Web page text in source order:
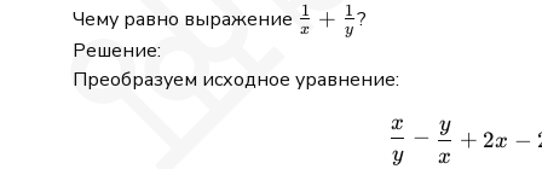
Чему равно выражение \frac{1}
{x} +
\frac{1}
x
1 + y
1 ?
Решение:
Преобразуем исходное уравнение:
y
x
−
x
y
+ 2x −